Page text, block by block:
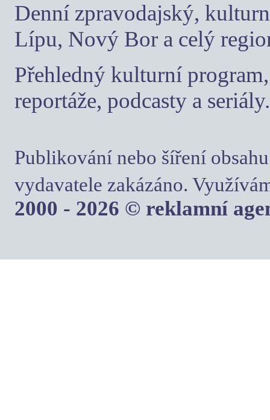
Denní zpravodajský,
Lípu, Nový Bor a celý
Přehledný kulturní
reportáže, podcasty a seriály.
Publikování nebo šíření
vydavatele zakázáno.
2000 - 2026 © reklamní